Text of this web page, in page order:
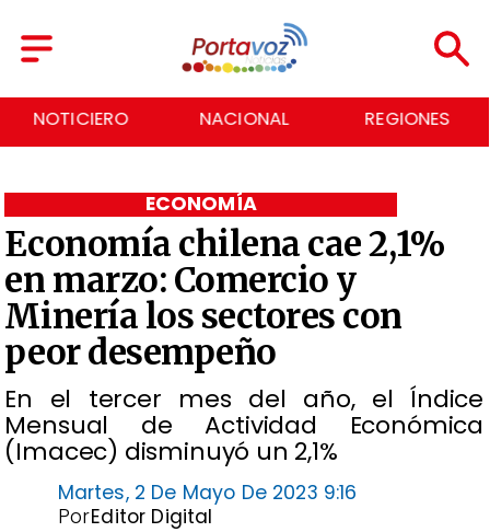
NACIONAL REGIONES
Economía chilena cae 2,1%
en marzo: Comercio y
Minería los sectores con
peor desempeño
En el tercer mes del año, el Índice
Mensual de Actividad Económica
(Imacec) disminuyó un 2,1%
ECONOMÍA
Martes, 2 De Mayo De 2023 9:16
Editor Digital
Por